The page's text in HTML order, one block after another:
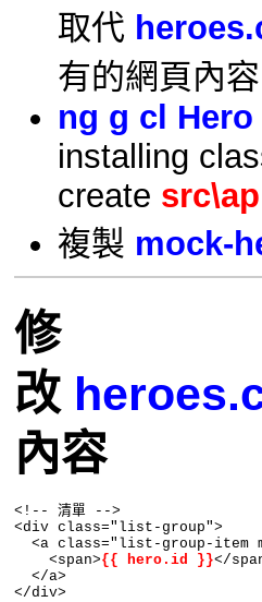
取代 heroes
有的網頁內
ng g cl Hero
installing
create
複製 mock-
修
改 heroes
內容
<!-- 清單 -->
<div class="list-group">
<a class="list-group-item
    <span>
{{ hero.id }}</
  </a>
</div>